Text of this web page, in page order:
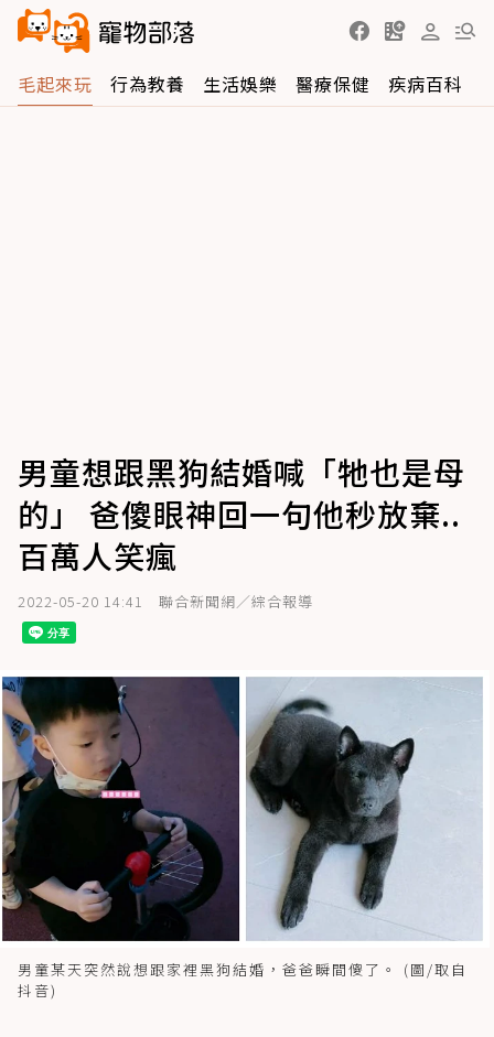
毛起來玩 行為教養 生活娛樂 醫療保健 疾病百科
男童想跟黑狗結婚喊「牠也是母
的」 爸傻眼神回一句他秒放棄..
百萬人笑瘋
2022-05-20 14:41 聯合新聞網／綜合報導
男童某天突然說想跟家裡黑狗結婚，爸爸瞬間傻了。 (圖/取自
抖音)